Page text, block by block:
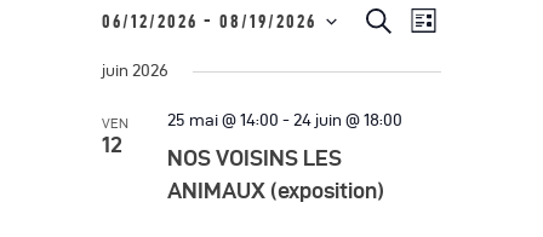
R
e
c
e
R
h
r
N
L
s
06/12/2026 - 08/19/2026
é
e
juin 2026
VEN
12
25 mai @ 14:00 - 24 juin @ 18:00
NOS VOISINS LES
ANIMAUX (exposition)